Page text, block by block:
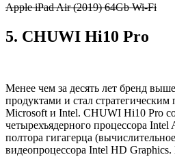
Apple iPad Air (2019) 64Gb Wi-Fi
5. CHUWI Hi10 Pro
Менее чем за десять лет бренд
продуктами и стал стратегическим
Microsoft и Intel. CHUWI Hi10 Pro
четырехъядерного процессора Intel
полтора гигагерца
видеопроцессора Intel HD